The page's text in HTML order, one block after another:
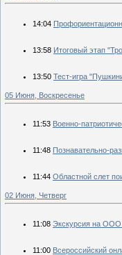
14:04
13:58 Итоговый этап
13:50 Тест-игра
05 Июня, Воскресенье
11:53 Военно-
11:48 Познавательно-
11:44 Областной слет
02 Июня, Четверг
11:08 Экскурсия на ООО
11:00 Всероссийский